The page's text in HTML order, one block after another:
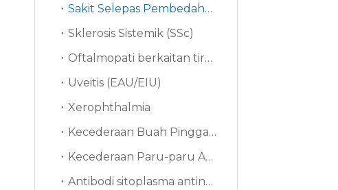
Sakit Selepas Pembedahan (PSP)
Sklerosis Sistemik (SSc)
Oftalmopati berkaitan tiroid (TAO)
Uveitis (EAU/EIU)
Xerophthalmia
Kecederaan Buah Pinggang Akut
Kecederaan Paru-paru Akut (ALI)
Antibodi sitoplasma antineutrofil